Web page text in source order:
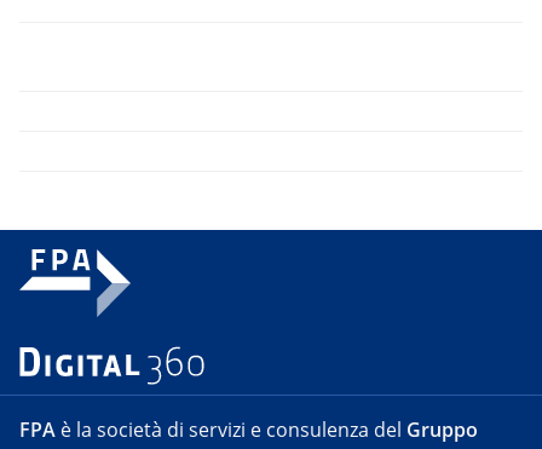
FPA è la società di servizi e consulenza del Gruppo